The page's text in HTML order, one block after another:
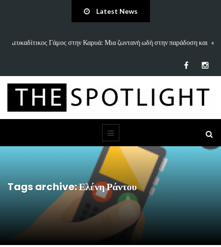
Latest News
«Άννα Είσαι Καλά;»: Το νέο τραγούδι του Δημήτρη Πανανάκη που σπάει
Tags archive: Ελένη Ράντου